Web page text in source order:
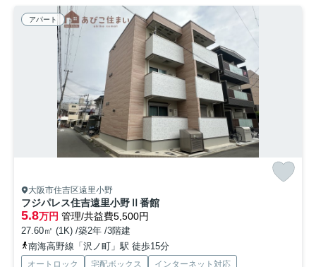
アパート
大阪市住吉区遠里小野
フジパレス住吉遠里小野Ⅱ番館
5.8万円 管理/共益費5,500円
27.60㎡ (1K) /築2年 /3階建
南海高野線「沢ノ町」駅 徒歩15分
オートロック 宅配ボックス
インターネット対応